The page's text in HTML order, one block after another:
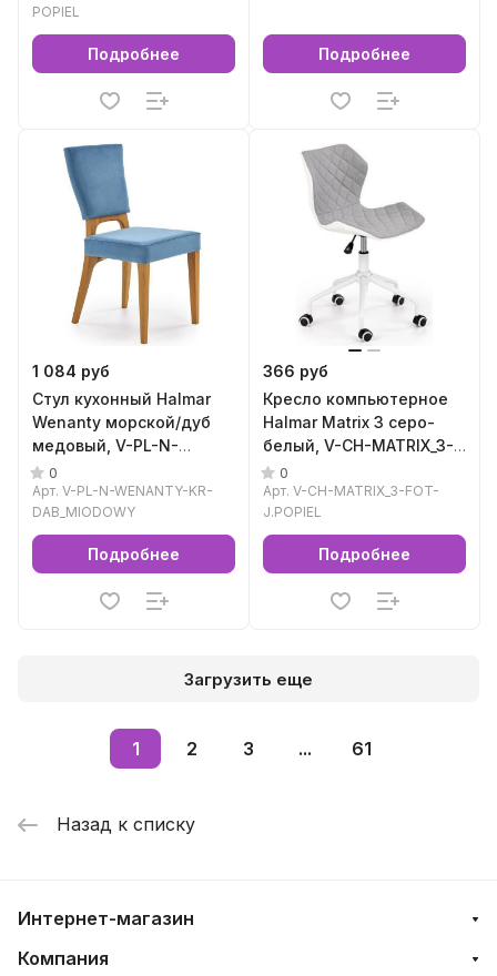
POPIEL
Подробнее Подробнее
1 084 руб
Стул кухонный Halmar
Wenanty морской/дуб
медовый, V-PL-N-
WENANTY-KR-
DAB_MIODOWY
0
Арт. V-PL-N-WENANTY-KR-
DAB_MIODOWY
Подробнее
366 руб
Кресло компьютерное
Halmar Matrix 3 серо-
белый, V-CH-MATRIX_3-
FOT-J.POPIEL
0
Арт. V-CH-MATRIX_3-FOT-
J.POPIEL
Подробнее
Загрузить еще
1 2 3 ... 61
Назад к списку
Интернет-магазин
Компания